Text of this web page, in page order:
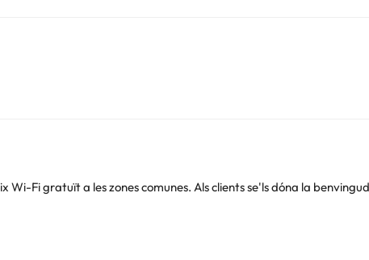
Fi gratuït a les zones comunes. Als clients se'ls dóna la